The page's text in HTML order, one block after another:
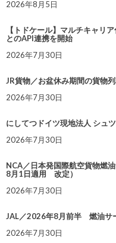
2026年8月5日
【トドケール】マルチキャリ
とのAPI連携を開始
2026年7月30日
JR貨物／お盆休み期間の貨物
2026年7月30日
にしてつドイツ現地法人 シュ
2026年7月30日
NCA／日本発国際航空貨物燃
8月1日適用 改定）
2026年7月30日
JAL／2026年8月前半 燃油サ
2026年7月30日